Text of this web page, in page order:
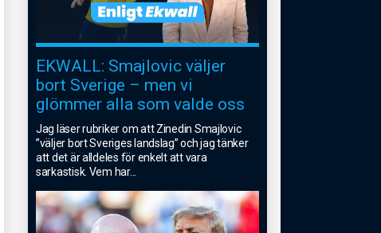
EKWALL: Smajlovic väljer
bort Sverige – men vi
glömmer alla som valde oss
Jag läser rubriker om att Zinedin Smajlovic
”väljer bort Sveriges landslag” och jag tänker
att det är alldeles för enkelt att vara
sarkastisk. Vem har...